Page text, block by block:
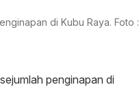
di Kubu Raya. Foto :
penginapan di